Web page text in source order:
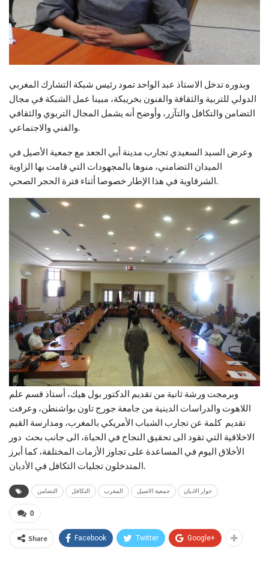
وبدوره تدخل الاستاذ عبد الواحد تمود رئيس شبكة التشارك المغربي
الدولي للتربية والثقافة والفنون بخريبكة، مبينا عمل الشبكة في مجال
التضامن والتكافل والتآزر، وأوضح أنه يشمل المجال التربوي والثقافي
والفني والاجتماعي.
وعرض السيد السعيدي تجارب مدينة أبي الجعد مع جمعية الأصيل في
الميدان التضامني، منوها بالمجهودات التي قامت بها الزاوية
الشرقاوية في هذا الإطار خصوصا أثناء فترة الحجر الصحي.
وبرمجت ورشة ثانية من تقديم الدكتور بول هيك، أستاذ قسم علم
اللاهوت والدراسات الدينية من جامعة جورج تاون بواشنطن، وعرفت
تقديم كلمة عن تجارب الشباب الأمريكي بالمغرب، ومدارسة القيم
الاخلاقية التي تقود الى تحقيق النجاح في الحياة، الى جانب بحث دور
الأخلاق اليوم في المساعدة على تجاوز الأزمات المختلفة، كما أبرز
المتدخلون تجليات التكافل في الأديان.
التضامن التكافل المغرب جمعية الاصيل حوار الاديان
0
Share Facebook Twitter Google+